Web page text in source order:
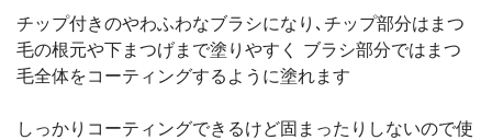
チップ付きのやわふわなブラシになり､チップ部分はまつ
毛の根元や下まつげまで塗りやすく ブラシ部分ではまつ
毛全体をコーティングするように塗れます
しっかりコーティングできるけど固まったりしないので使